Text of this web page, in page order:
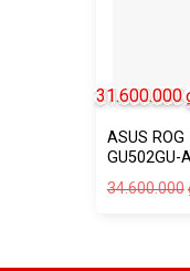
ASUS
GU502GU-
34.600.000
31.600.000